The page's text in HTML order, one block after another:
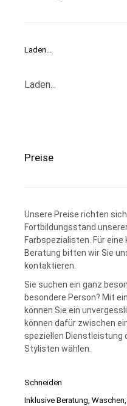
Laden...
Laden...
Preise
Unsere Preise richten
Fortbildungsstand
Farbspezialisten. Für
Beratung bitten wir Sie
kontaktieren.
Sie suchen ein ganz
besondere Person? Mit
können Sie ein
können dafür zwischen
speziellen Dienstleistung
Stylisten wählen.
Schneiden
Inklusive Beratung,